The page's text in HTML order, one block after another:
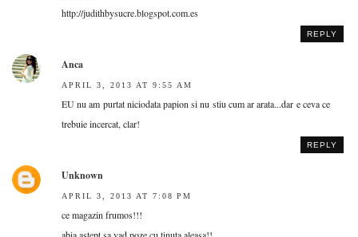
http://judithbysucre.blogspot.com.es
REPLY
Anca
APRIL 3, 2013 AT 9:55 AM
EU nu am purtat niciodata papion si nu stiu cum ar arata...dar e ceva ce
trebuie incercat, clar!
REPLY
Unknown
APRIL 3, 2013 AT 7:08 PM
ce magazin frumos!!!
abia astept sa vad poze cu tinuta aleasa!!